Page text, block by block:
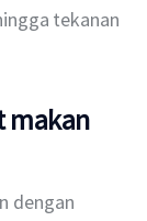
tekanan
makan
dengan